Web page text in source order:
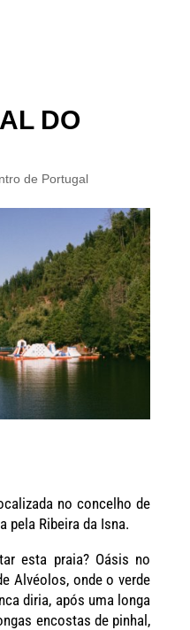
DO
de Portugal
no concelho de
pela Ribeira da Isna.
esta praia? Oásis no
Alvéolos, onde o verde
diria, após uma longa
encostas de pinhal,